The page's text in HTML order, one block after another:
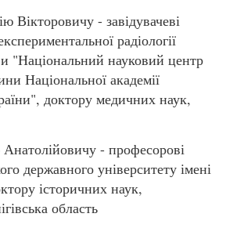
- завідувачеві
радіології
"Національний науковий центр
Національної академії
доктору медичних наук,
- професорові
державного університету імені
історичних наук,
область